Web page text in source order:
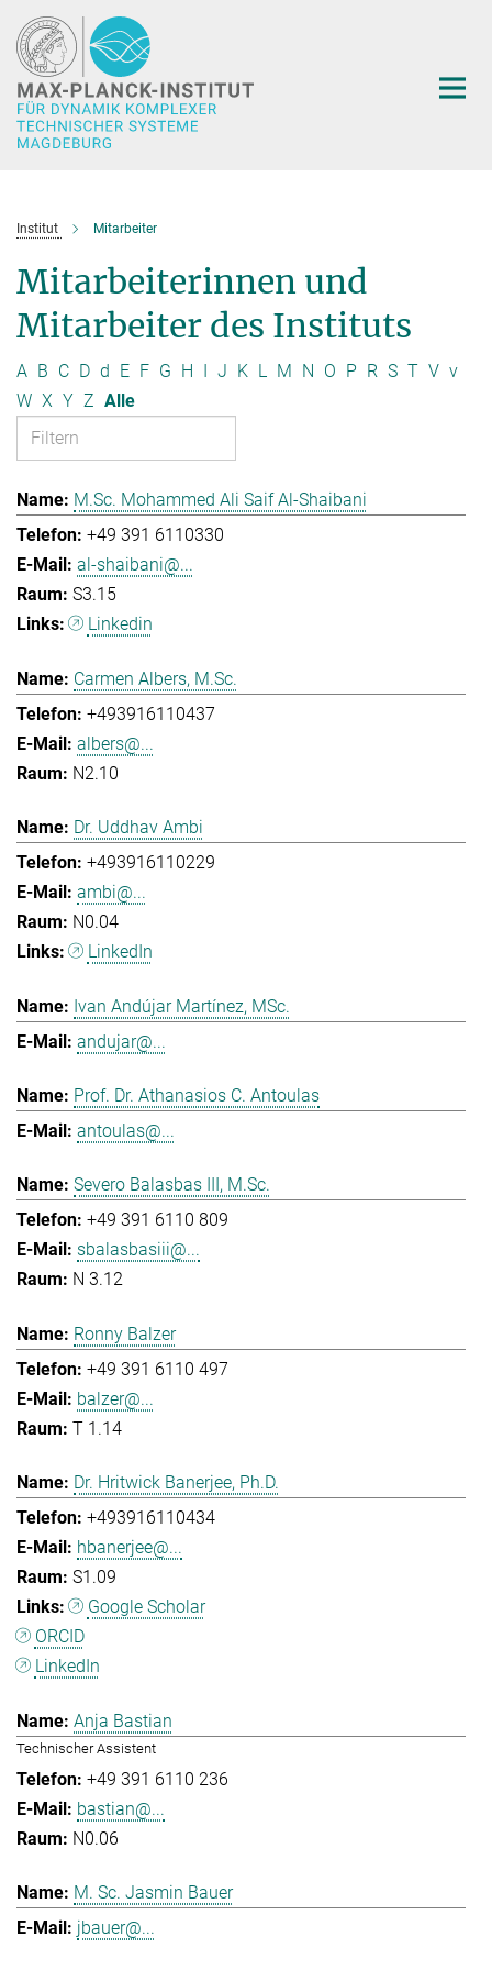
Hauptinhalt
Institut Mitarbeiter
Mitarbeiterinnen und
Mitarbeiter des Instituts
A B C D d E F G H I J K L M N O P R S T V v
W X Y Z Alle
M.Sc. Mohammed Ali Saif Al-Shaibani
+49 391 6110330
al-shaibani@...
S3.15
Linkedin
Carmen Albers, M.Sc.
+493916110437
albers@...
N2.10
Dr. Uddhav Ambi
+493916110229
ambi@...
N0.04
LinkedIn
Ivan Andújar Martínez, MSc.
andujar@...
Prof. Dr. Athanasios C. Antoulas
antoulas@...
Severo Balasbas III, M.Sc.
+49 391 6110 809
sbalasbasiii@...
N 3.12
Ronny Balzer
+49 391 6110 497
balzer@...
T 1.14
Dr. Hritwick Banerjee, Ph.D.
+493916110434
hbanerjee@...
S1.09
Google Scholar
ORCID
LinkedIn
Anja Bastian
Technischer Assistent
+49 391 6110 236
bastian@...
N0.06
M. Sc. Jasmin Bauer
jbauer@...